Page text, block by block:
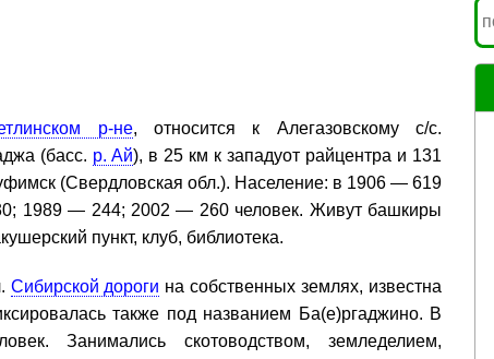
р-не, относится к Алегазовскому с/с.
(басс. р. Ай), в 25 км к западуот райцентра и 131
(Свердловская обл.). Население: в 1906 — 619
1989 — 244; 2002 — 260 человек. Живут башкиры
пункт, клуб, библиотека.
Сибирской дороги на собственных землях, известна
также под названием Ба(е)ргаджино. В
Занимались скотоводством, земледелием,